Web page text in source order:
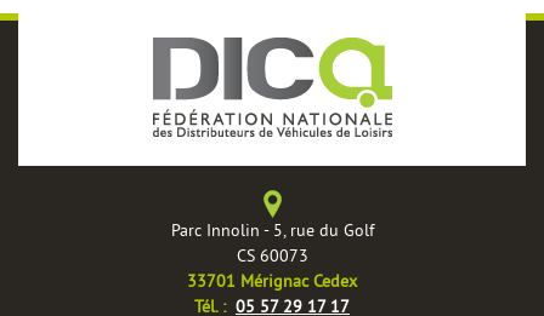
Parc Innolin - 5, rue du Golf
CS 60073
33701 Mérignac Cedex
Tél. : 05 57 29 17 17